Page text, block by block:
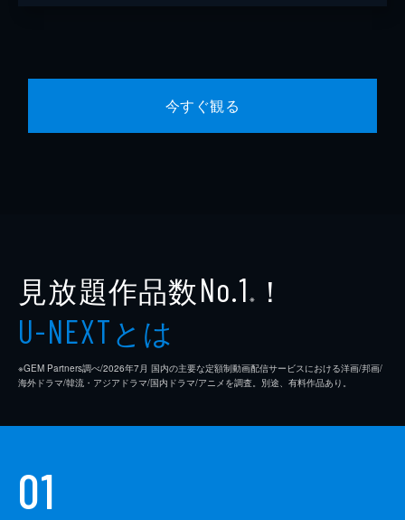
今すぐ観る
見放題作品数No.1 ※ ！
U-NEXTとは
※GEM Partners調べ/2026年7⽉ 国内の主要な定額制動画配信サービスにおける洋画/邦画/
海外ドラマ/韓流・アジアドラマ/国内ドラマ/アニメを調査。別途、有料作品あり。
01